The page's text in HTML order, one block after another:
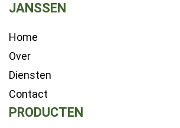
JANSSEN
Home
Over
Diensten
Contact
PRODUCTEN